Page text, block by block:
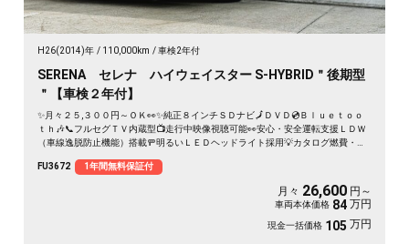
H26(2014)年 110,000km 車検2年付
SERENA セレナ ハイウェイスター S-HYBRID＂後期型
＂【車検２年付】
✨月々２５,３００円～ＯＫ👀✨純正８インチＳＤナビ🗾ＤＶＤ💿Ｂｌｕｅｔｏｏ
ｔｈ🎶📞フルセグＴＶ内蔵型📺走行中映像視聴可能👀安心・安全運転支援ＬＤＷ
（車線逸脱防止機能）搭載🚥明るいＬＥＤヘッドライト採用💡カタログ燃費・Ｊ
ップダウンモニター搭載📺ドライブレコーダ付で安心録画📹納車時新品タイヤ装
FU3672 1年間無料保証付
月々 26,600 円～
車両本体価格 84 万円
現金一括価格 105 万円